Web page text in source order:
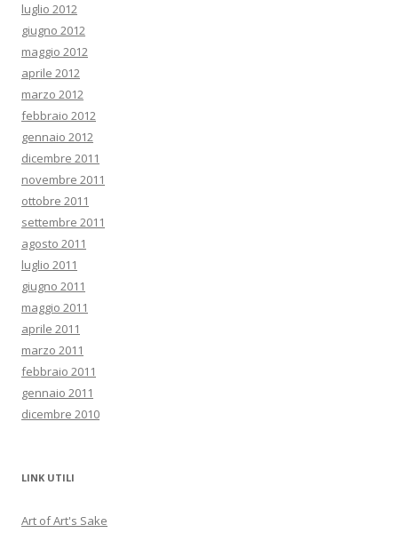
luglio 2012
giugno 2012
maggio 2012
aprile 2012
marzo 2012
febbraio 2012
gennaio 2012
dicembre 2011
novembre 2011
ottobre 2011
settembre 2011
agosto 2011
luglio 2011
giugno 2011
maggio 2011
aprile 2011
marzo 2011
febbraio 2011
gennaio 2011
dicembre 2010
LINK UTILI
Art of Art's Sake